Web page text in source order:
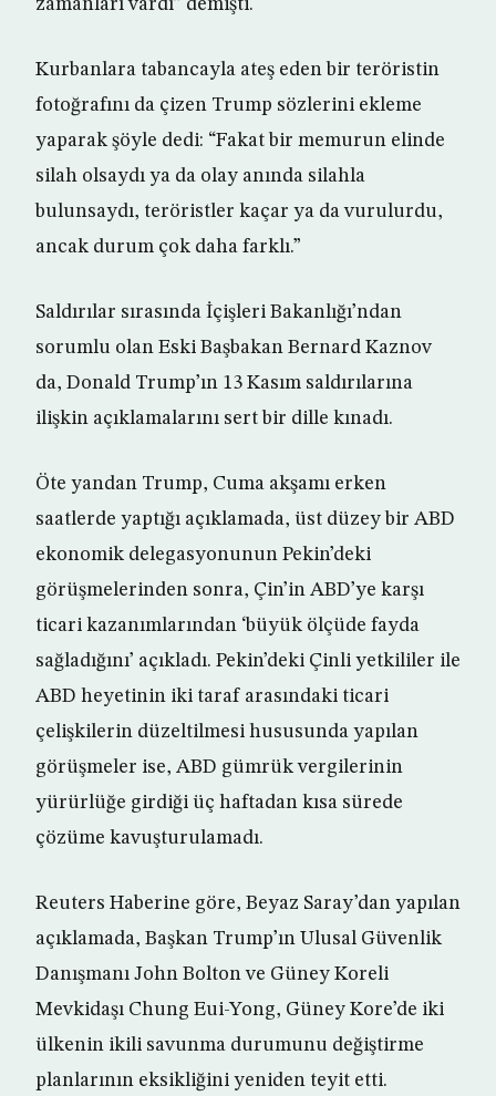
zamanları vardı” demişti.
Kurbanlara tabancayla ateş eden bir teröristin
fotoğrafını da çizen Trump sözlerini ekleme
yaparak şöyle dedi: “Fakat bir memurun elinde
silah olsaydı ya da olay anında silahla
bulunsaydı, teröristler kaçar ya da vurulurdu,
ancak durum çok daha farklı.”
Saldırılar sırasında İçişleri Bakanlığı’ndan
sorumlu olan Eski Başbakan Bernard Kaznov
da, Donald Trump’ın 13 Kasım saldırılarına
ilişkin açıklamalarını sert bir dille kınadı.
Öte yandan Trump, Cuma akşamı erken
saatlerde yaptığı açıklamada, üst düzey bir ABD
ekonomik delegasyonunun Pekin’deki
görüşmelerinden sonra, Çin’in ABD’ye karşı
ticari kazanımlarından ‘büyük ölçüde fayda
sağladığını’ açıkladı. Pekin’deki Çinli yetkililer ile
ABD heyetinin iki taraf arasındaki ticari
çelişkilerin düzeltilmesi hususunda yapılan
görüşmeler ise, ABD gümrük vergilerinin
yürürlüğe girdiği üç haftadan kısa sürede
çözüme kavuşturulamadı.
Reuters Haberine göre, Beyaz Saray’dan yapılan
açıklamada, Başkan Trump’ın Ulusal Güvenlik
Danışmanı John Bolton ve Güney Koreli
Mevkidaşı Chung Eui-Yong, Güney Kore’de iki
ülkenin ikili savunma durumunu değiştirme
planlarının eksikliğini yeniden teyit etti.